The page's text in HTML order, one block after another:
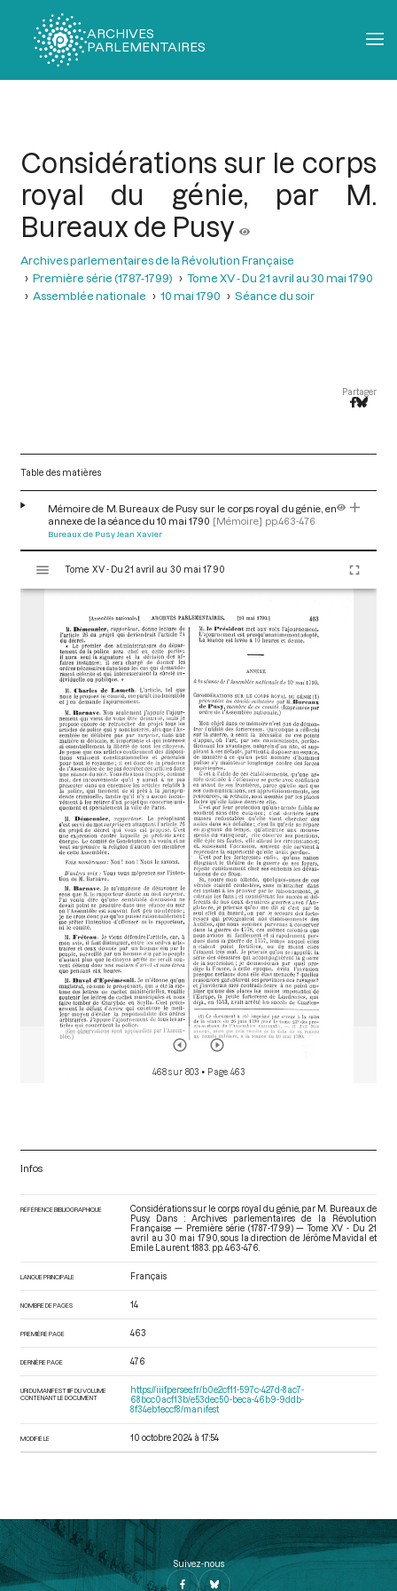
ARCHIVES
PARLEMENTAIRES
Considérations sur le corps
royal du génie, par M.
Bureaux de Pusy
Archives parlementaires de la Révolution Française
Première série (1787-1799)
Tome XV - Du 21 avril au 30 mai 1790
Assemblée nationale
10 mai 1790 Séance du soir
Partager
Table des matières
Mémoire de M. Bureaux de Pusy sur le corps royal du génie, en
annexe de la séance du 10 mai 1790 [Mémoire] pp.463-476
Bureaux de Pusy Jean Xavier
s
Tome XV - Du 21 avril au 30 mai 1790
468 sur 803 • Page 463
Infos
RÉFÉRENCE BIBLIOGRAPHIQUE
Considérations sur le corps royal du génie, par M. Bureaux de
Pusy. Dans : Archives parlementaires de la Révolution
Française — Première série (1787-1799) — Tome XV - Du 21
avril au 30 mai 1790 , sous la direction de Jérôme Mavidal et
Emile Laurent. 1883. pp. 463-476.
LANGUE PRINCIPALE Français
NOMBRE DE PAGES 14
PREMIÈRE PAGE 463
DERNIÈRE PAGE 476
URI DU MANIFEST IIIF DU VOLUME
CONTENANT LE DOCUMENT
https://iiif.persee.fr/b0e2cf11-597c-427d-8ac7-
68bcc0acf13b/e53dec50-beca-46b9-9ddb-
8f34eb1eccf8/manifest
MODIFIÉ LE 10 octobre 2024 à 17:54
Suivez-nous